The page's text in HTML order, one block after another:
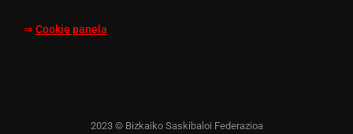
⇒ Cookie panela
2023 © Bizkaiko Saskibaloi Federazioa